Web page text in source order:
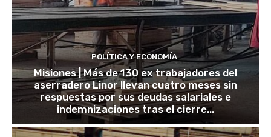
POLÍTICA Y ECONOMÍA
Misiones | Más de 130 ex trabajadores del
aserradero Linor llevan cuatro meses sin
respuestas por sus deudas salariales e
indemnizaciones tras el cierre...